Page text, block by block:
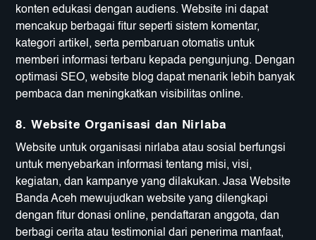
konten edukasi dengan audiens. Website ini dapat
mencakup berbagai fitur seperti sistem komentar,
kategori artikel, serta pembaruan otomatis untuk
memberi informasi terbaru kepada pengunjung. Dengan
optimasi SEO, website blog dapat menarik lebih banyak
pembaca dan meningkatkan visibilitas online.
8. Website Organisasi dan Nirlaba
Website untuk organisasi nirlaba atau sosial berfungsi
untuk menyebarkan informasi tentang misi, visi,
kegiatan, dan kampanye yang dilakukan. Jasa Website
Banda Aceh mewujudkan website yang dilengkapi
dengan fitur donasi online, pendaftaran anggota, dan
berbagi cerita atau testimonial dari penerima manfaat,